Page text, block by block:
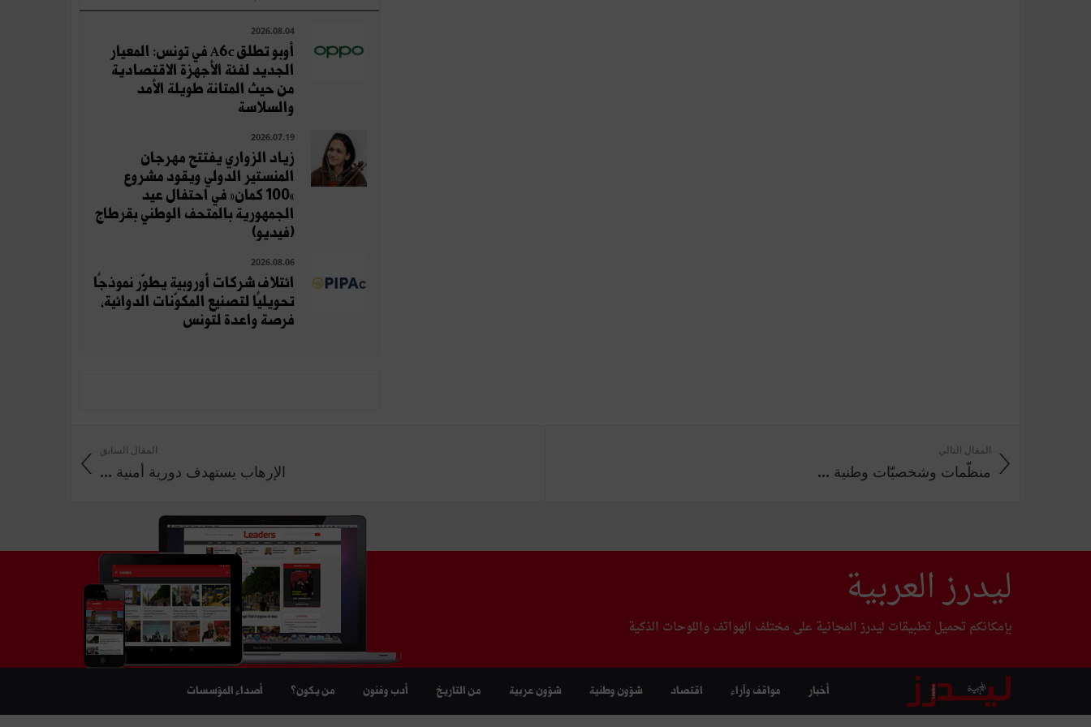
2026.08.04
أوبو تطلق A6c في تونس: المعيار
الجديد لفئة الأجهزة الاقتصادية
من حيث المتانة طويلة الأمد
والسلاسة
2026.07.19
زياد الزواري يفتتح مهرجان
المنستير الدولي ويقود مشروع
«100 كمان» في احتفال عيد
الجمهورية بالمتحف الوطني بقرطاج
(فيديو)
2026.08.06
ائتلاف شركات أوروبية يطوّر نموذجًا
تحويليًا لتصنيع المكوّنات الدوائية،
فرصة واعدة لتونس
المقال السابق
الإرهاب يستهدف دورية أمنية ...
المقال التالي
منظّمات وشخصيّات وطنية ...
ليدرز العربية
بإمكانكم تحميل تطبيقات ليدرز المجانية على مختلف الهواتف واللوحات الذكية
أخبار مواقف وآراء اقتصاد شؤون وطنية شؤون عربية من التاريخ أدب وفنون من يكون؟ أصداء المؤسسات